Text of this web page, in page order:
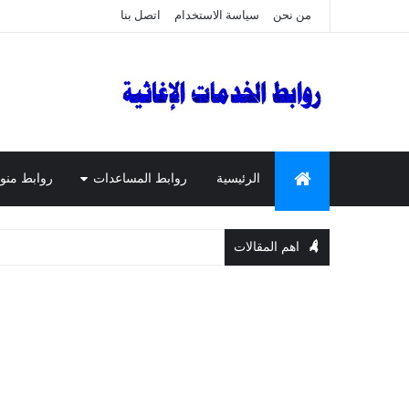
من نحن سياسة الاستخدام اتصل بنا
الرئيسية روابط المساعدات روابط
اهم المقالات